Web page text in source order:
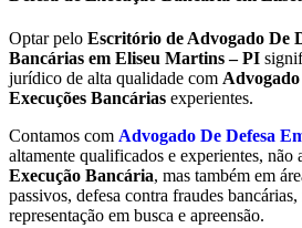
Optar pelo Escritório de Advogado De
Bancárias em Eliseu Martins – PI
jurídico de alta qualidade com
Execuções Bancárias experientes.
Contamos com Advogado De Defesa
altamente qualificados e experientes, não
Execução Bancária, mas também em
passivos, defesa contra fraudes
representação em busca e apreensão.